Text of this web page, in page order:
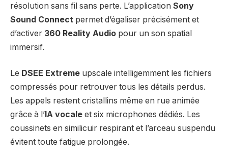
résolution sans fil sans perte. L’application Sony
Sound Connect permet d’égaliser précisément et
d’activer 360 Reality Audio pour un son spatial
immersif.
Le DSEE Extreme upscale intelligemment les fichiers
compressés pour retrouver tous les détails perdus.
Les appels restent cristallins même en rue animée
grâce à l’ IA vocale et six microphones dédiés. Les
coussinets en similicuir respirant et l’arceau suspendu
évitent toute fatigue prolongée.